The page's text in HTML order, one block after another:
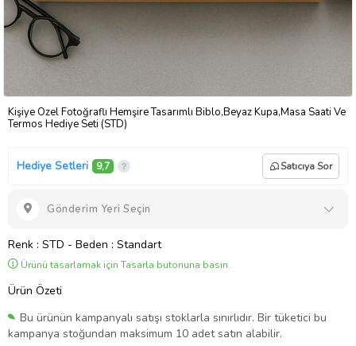
Kişiye Özel Fotoğraflı Hemşire Tasarımlı Biblo,Beyaz Kupa,Masa Saati Ve
Termos Hediye Seti (STD)
Hediye Setleri 9,7 Satıcıya Sor
Gönderim Yeri Seçin
Renk : STD - Beden : Standart
Ürünü tasarlamak için Tasarla butonuna basın.
Ürün Özeti
Bu ürünün kampanyalı satışı stoklarla sınırlıdır. Bir tüketici bu
kampanya stoğundan maksimum 10 adet satın alabilir.